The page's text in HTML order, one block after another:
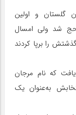
گلستان و اولین
حج شد ولی امسال
را برپا کردند
که نام مرجان
به‌عنوان یک